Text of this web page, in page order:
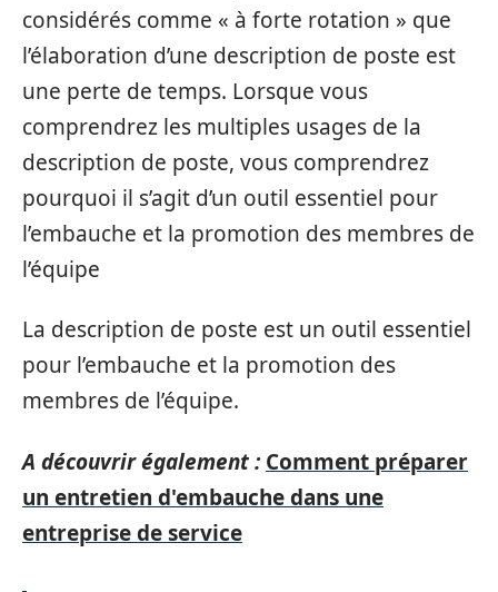
considérés comme « à forte rotation » que
l’élaboration d’une description de poste est
une perte de temps. Lorsque vous
comprendrez les multiples usages de la
description de poste, vous comprendrez
pourquoi il s’agit d’un outil essentiel pour
l’embauche et la promotion des membres de
l’équipe
La description de poste est un outil essentiel
pour l’embauche et la promotion des
membres de l’équipe.
A découvrir également : Comment préparer
un entretien d'embauche dans une
entreprise de service